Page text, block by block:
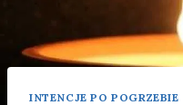
INTENCJE PO POGRZEBIE